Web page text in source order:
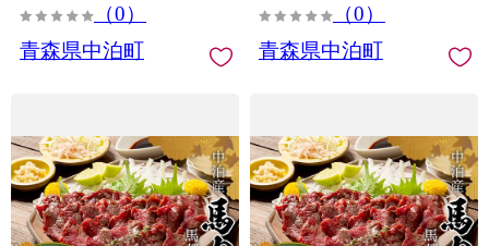
323
（0）
青森県中泊町
322
（0）
青森県中泊町